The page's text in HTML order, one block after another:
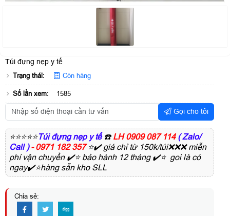
Túi đựng nẹp y tế
Trạng thái: Còn hàng
Số lần xem: 1585
Gọi cho tôi
⭐⭐⭐⭐⭐Túi đựng nẹp y tế ☎️ LH 0909 087 114 ( Zalo/
Call )- 0971 182 357 ⭐✔️ giá chỉ từ 150k/túi❌❌❌ miễn
phí vận chuyển ✔️⭐ bảo hành 12 tháng ✔️⭐ goi là có
ngay✔️⭐hàng sẵn kho SLL
Chia sẻ: